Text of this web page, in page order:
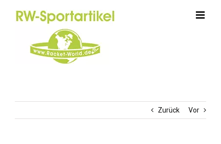
Zurück Vor